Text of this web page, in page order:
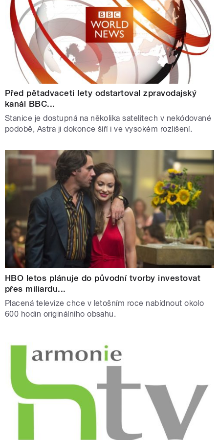
Před pětadvaceti lety odstartoval zpravodajský
kanál BBC...
Stanice je dostupná na několika satelitech v nekódované
podobě, Astra ji dokonce šíří i ve vysokém rozlišení.
HBO letos plánuje do původní tvorby investovat
přes miliardu...
Placená televize chce v letošním roce nabídnout okolo
600 hodin originálního obsahu.